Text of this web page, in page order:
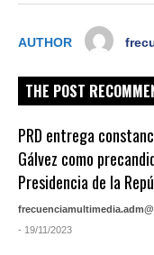
AUTHOR
THE POST
PRD entrega
Gálvez como
Presidencia de la
- 19/11/2023